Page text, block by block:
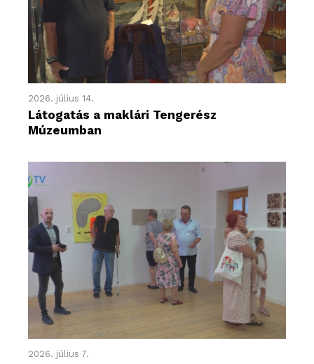
2026. július 14.
Látogatás a maklári Tengerész
Múzeumban
2026. július 7.